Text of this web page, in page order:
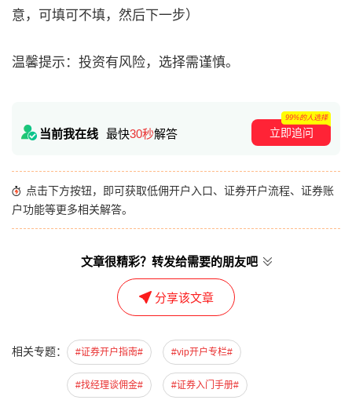
意，可填可不填，然后下一步）
温馨提示：投资有风险，选择需谨慎。
当前我在线 最快30秒解答 立即追问
99%的人选择
点击下方按钮，即可获取低佣开户入口、证券开户流程、证券账
户功能等更多相关解答。
文章很精彩？转发给需要的朋友吧
分享该文章
相关专题： #证券开户指南# #vip开户专栏#
#找经理谈佣金# #证券入门手册#